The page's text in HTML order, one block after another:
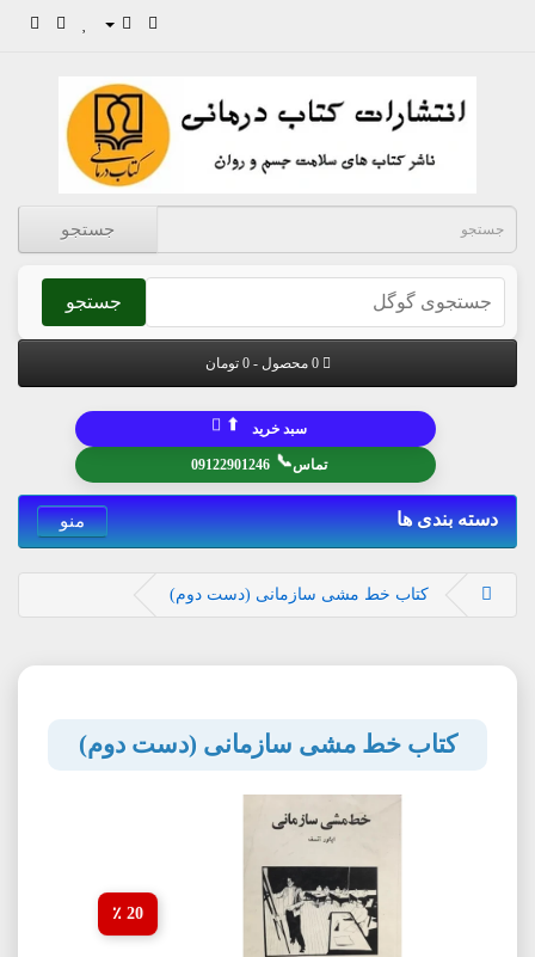
جستجو
جستجو
0 محصول - 0 تومان
تماس📞
09122901246
سبد خرید ⬆
دسته بندی ها منو
کتاب خط مشی سازمانی (دست دوم)
کتاب خط مشی سازمانی (دست دوم)
20 ٪